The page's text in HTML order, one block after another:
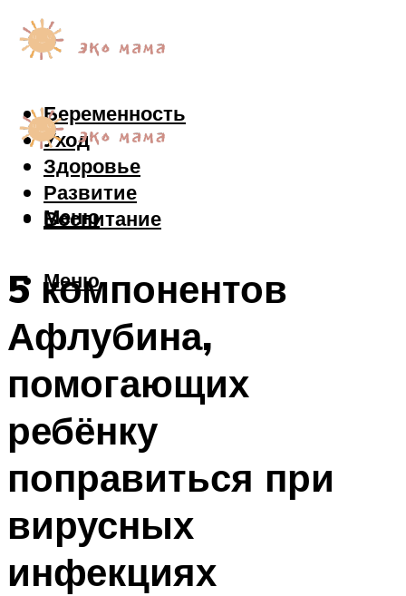
Беременность
Уход
Здоровье
Развитие
Воспитание
Меню
Меню
5 компонентов
Афлубина,
помогающих
ребёнку
поправиться при
вирусных
инфекциях